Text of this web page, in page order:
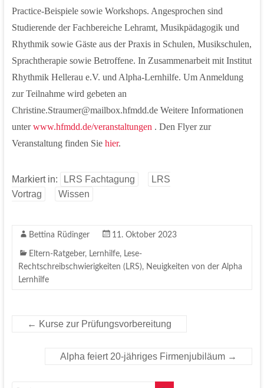
Practice-Beispiele sowie Workshops. Angesprochen sind
Studierende der Fachbereiche Lehramt, Musikpädagogik und
Rhythmik sowie Gäste aus der Praxis in Schulen, Musikschulen,
Sprachtherapie sowie Betroffene. In Zusammenarbeit mit Institut
Rhythmik Hellerau e.V. und Alpha-Lernhilfe. Um Anmeldung
zur Teilnahme wird gebeten an
Christine.Straumer@mailbox.hfmdd.de Weitere Informationen
unterwww.hfmdd.de/veranstaltungen . Den Flyer zur
Veranstaltung finden Sie hier.
Markiert in: LRS Fachtagung
LRS
Vortrag
Wissen
Bettina Rüdinger 11. Oktober 2023
Eltern-Ratgeber, Lernhilfe, Lese-
Rechtschreibschwierigkeiten (LRS), Neuigkeiten von der Alpha
Lernhilfe
← Kurse zur Prüfungsvorbereitung
Alpha feiert 20-jähriges Firmenjubiläum →